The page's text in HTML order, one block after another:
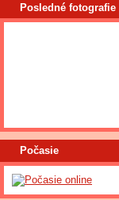
Posledné fotografie
Počasie